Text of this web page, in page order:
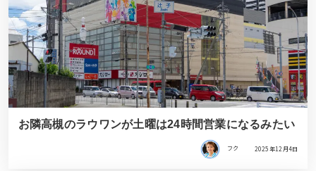
お隣高槻のラウワンが土曜は24時間営業になるみたい
フク 2025年12月4日